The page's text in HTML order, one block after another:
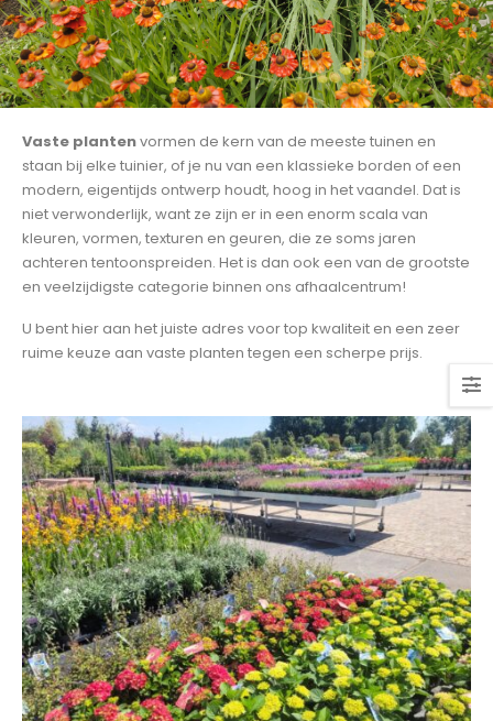
Vaste plantenvormen de kern van de meeste tuinen en
staan bij elke tuinier, of je nu van een klassieke borden of een
modern, eigentijds ontwerp houdt, hoog in het vaandel. Dat is
niet verwonderlijk, want ze zijn er in een enorm scala van
kleuren, vormen, texturen en geuren, die ze soms jaren
achteren tentoonspreiden. Het is dan ook een van de grootste
en veelzijdigste categorie binnen ons afhaalcentrum!
U bent hier aan het juiste adres voor top kwaliteit en een zeer
ruime keuze aan vaste planten tegen een scherpe prijs.